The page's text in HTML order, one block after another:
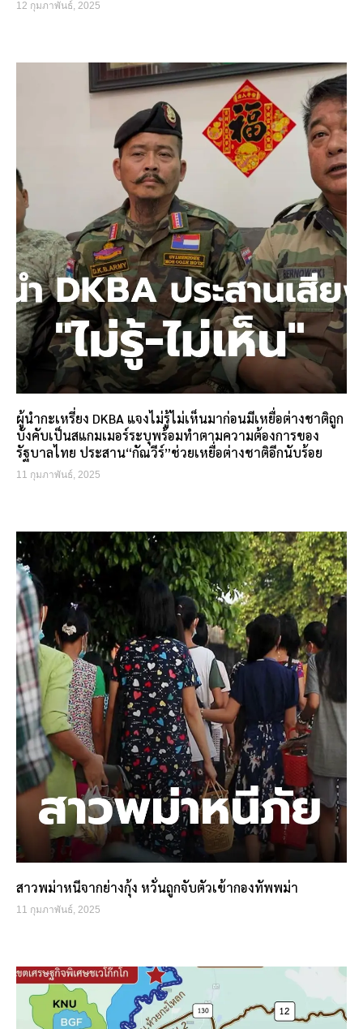
12 กุมภาพันธ์, 2025
ผู้นำกะเหรี่ยง DKBA แจงไม่รู้ไม่เห็นมาก่อนมีเหยื่อต่างชาติถูก
บังคับเป็นสแกมเมอร์ระบุพร้อมทำตามความต้องการของ
รัฐบาลไทย ประสาน“กัณวีร์”ช่วยเหยื่อต่างชาติอีกนับร้อย
11 กุมภาพันธ์, 2025
สาวพม่าหนีจากย่างกุ้ง หวั่นถูกจับตัวเข้ากองทัพพม่า
11 กุมภาพันธ์, 2025